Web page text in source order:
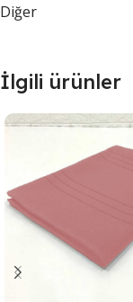
Diğer
İlgili ürünler